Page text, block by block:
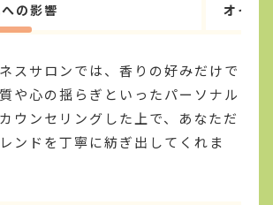
の影響 オイル
スサロンでは、香りの好みだけで
や心の揺らぎといったパーソナル
ウンセリングした上で、あなただ
ンドを丁寧に紡ぎ出してくれま